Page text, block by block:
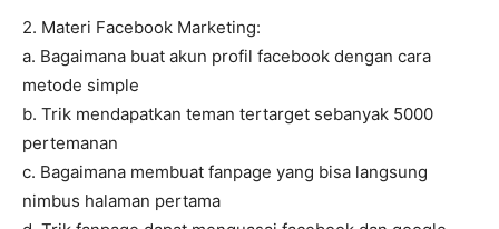
2. Materi Facebook Marketing:
a. Bagaimana buat akun profil facebook dengan cara
metode simple
b. Trik mendapatkan teman tertarget sebanyak 5000
pertemanan
c. Bagaimana membuat fanpage yang bisa langsung
nimbus halaman pertama